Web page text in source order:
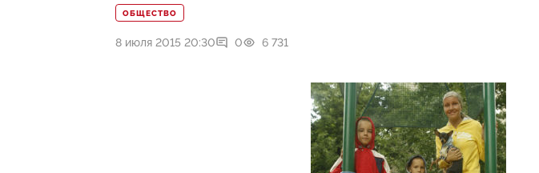
ОБЩЕСТВО
8 июля 2015 20:30 0 6 731